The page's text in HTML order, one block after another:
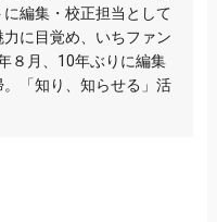
編集・校正担当として
に目覚め、いちファン
８月、10年ぶりに編集
「知り、知らせる」活